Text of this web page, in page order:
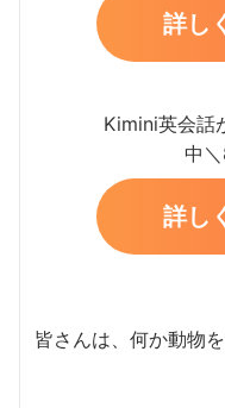
詳し
Kimini英会話
中
詳し
皆さんは、何か動物